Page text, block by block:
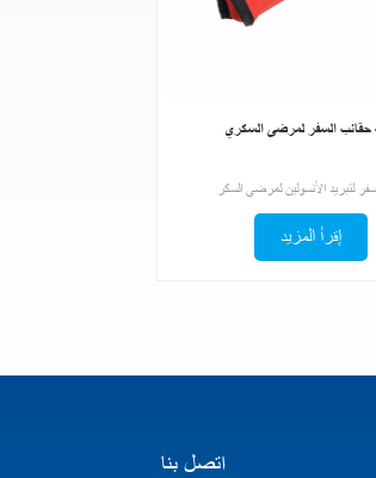
حقائب السفر لمرضى السكري
لتبريد الأنسولين لمرضى السكر
إقرأ المزيد
اتصل بنا